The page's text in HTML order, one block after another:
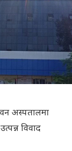
अस्पतालमा
विवाद